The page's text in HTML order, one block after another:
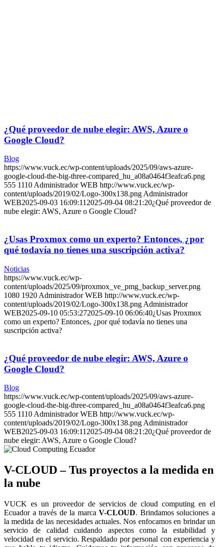
¿Qué proveedor de nube elegir: AWS, Azure o
Google Cloud?
Blog
https://www.vuck.ec/wp-content/uploads/2025/09/aws-azure-
google-cloud-the-big-three-compared_hu_a08a0464f3eafca6.png
555 1110Administrador WEB http://www.vuck.ec/wp-
content/uploads/2019/02/Logo-300x138.pngAdministrador
WEB2025-09-03 16:09:112025-09-04 08:21:20¿Qué proveedor de
nube elegir: AWS, Azure o Google Cloud?
¿Usas Proxmox como un experto? Entonces, ¿por
qué todavía no tienes una suscripción activa?
Noticias
https://www.vuck.ec/wp-
content/uploads/2025/09/proxmox_ve_pmg_backup_server.png
1080 1920 Administrador WEB http://www.vuck.ec/wp-
content/uploads/2019/02/Logo-300x138.png Administrador
WEB2025-09-10 05:53:272025-09-10 06:06:40¿Usas Proxmox
como un experto? Entonces, ¿por qué todavía no tienes una
suscripción activa?
¿Qué proveedor de nube elegir: AWS, Azure o
Google Cloud?
Blog
https://www.vuck.ec/wp-content/uploads/2025/09/aws-azure-
google-cloud-the-big-three-compared_hu_a08a0464f3eafca6.png
555 1110 Administrador WEB http://www.vuck.ec/wp-
content/uploads/2019/02/Logo-300x138.png Administrador
WEB2025-09-03 16:09:11 2025-09-04 08:21:20¿Qué proveedor de
nube elegir: AWS, Azure o Google Cloud?
V-CLOUD – Tus proyectos a la medida en
la nube
VUCK es un proveedor de servicios de cloud computing en el
Ecuador a través de la marcaV-CLOUD. Brindamos soluciones a
la medida de las necesidades actuales. Nos enfocamos en brindar un
servicio de calidad cuidando aspectos como la estabilidad y
velocidad en el servicio. Respaldado por personal con experiencia y